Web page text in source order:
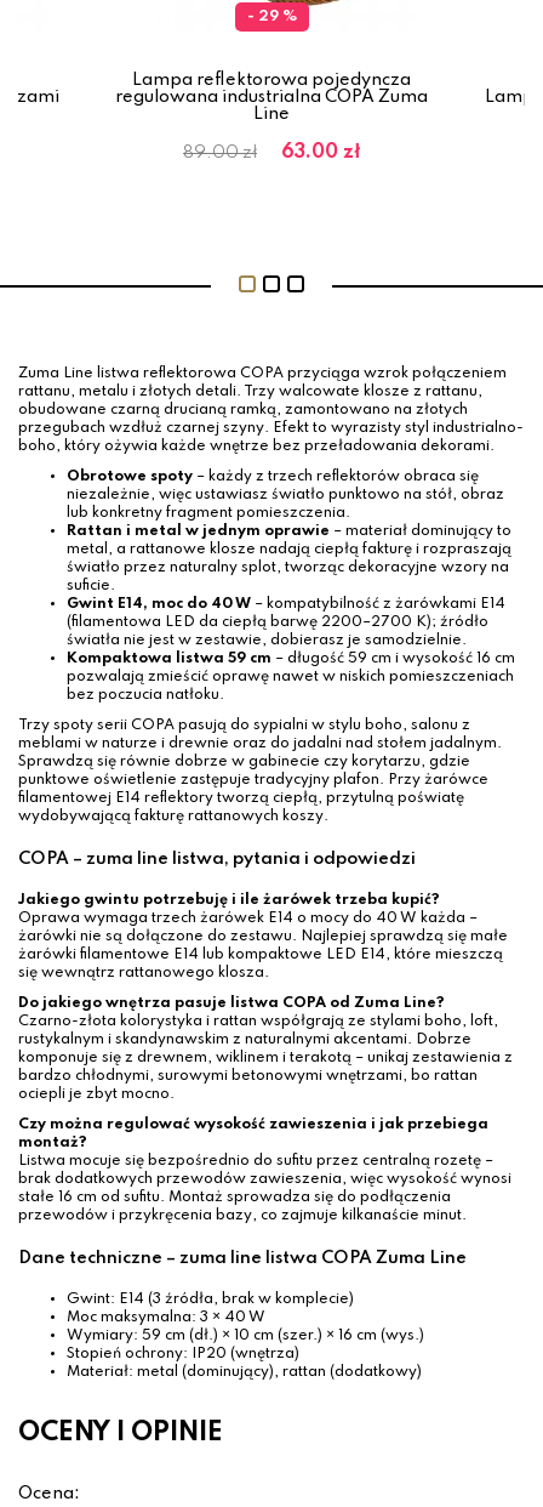
- 29 %
Lampa reflektorowa pojedyncza
regulowana industrialna COPA Zuma
Line
89.00 zł 63.00 zł
Zuma Line listwa reflektorowa COPA przyciąga wzrok połączeniem
rattanu, metalu i złotych detali. Trzy walcowate klosze z rattanu,
obudowane czarną drucianą ramką, zamontowano na złotych
przegubach wzdłuż czarnej szyny. Efekt to wyrazisty styl industrialno-
boho, który ożywia każde wnętrze bez przeładowania dekorami.
Obrotowe spoty – każdy z trzech reflektorów obraca się
niezależnie, więc ustawiasz światło punktowo na stół, obraz
lub konkretny fragment pomieszczenia.
Rattan i metal w jednym oprawie – materiał dominujący to
metal, a rattanowe klosze nadają ciepłą fakturę i rozpraszają
światło przez naturalny splot, tworząc dekoracyjne wzory na
suficie.
Gwint E14, moc do 40 W – kompatybilność z żarówkami E14
(filamentowa LED da ciepłą barwę 2200–2700 K); źródło
światła nie jest w zestawie, dobierasz je samodzielnie.
Kompaktowa listwa 59 cm – długość 59 cm i wysokość 16 cm
pozwalają zmieścić oprawę nawet w niskich pomieszczeniach
bez poczucia natłoku.
Trzy spoty serii COPA pasują do sypialni w stylu boho, salonu z
meblami w naturze i drewnie oraz do jadalni nad stołem jadalnym.
Sprawdzą się równie dobrze w gabinecie czy korytarzu, gdzie
punktowe oświetlenie zastępuje tradycyjny plafon. Przy żarówce
filamentowej E14 reflektory tworzą ciepłą, przytulną poświatę
wydobywającą fakturę rattanowych koszy.
COPA – zuma line listwa, pytania i odpowiedzi
Jakiego gwintu potrzebuję i ile żarówek trzeba kupić?
Oprawa wymaga trzech żarówek E14 o mocy do 40 W każda –
żarówki nie są dołączone do zestawu. Najlepiej sprawdzą się małe
żarówki filamentowe E14 lub kompaktowe LED E14, które mieszczą
się wewnątrz rattanowego klosza.
Do jakiego wnętrza pasuje listwa COPA od Zuma Line?
Czarno-złota kolorystyka i rattan współgrają ze stylami boho, loft,
rustykalnym i skandynawskim z naturalnymi akcentami. Dobrze
komponuje się z drewnem, wiklinem i terakotą – unikaj zestawienia z
bardzo chłodnymi, surowymi betonowymi wnętrzami, bo rattan
ociepli je zbyt mocno.
Czy można regulować wysokość zawieszenia i jak przebiega
montaż?
Listwa mocuje się bezpośrednio do sufitu przez centralną rozetę –
brak dodatkowych przewodów zawieszenia, więc wysokość wynosi
stałe 16 cm od sufitu. Montaż sprowadza się do podłączenia
przewodów i przykręcenia bazy, co zajmuje kilkanaście minut.
Dane techniczne – zuma line listwa COPA Zuma Line
Gwint: E14 (3 źródła, brak w komplecie)
Moc maksymalna: 3 × 40 W
Wymiary: 59 cm (dł.) × 10 cm (szer.) × 16 cm (wys.)
Stopień ochrony: IP20 (wnętrza)
Materiał: metal (dominujący), rattan (dodatkowy)
OCENY I OPINIE
Ocena: